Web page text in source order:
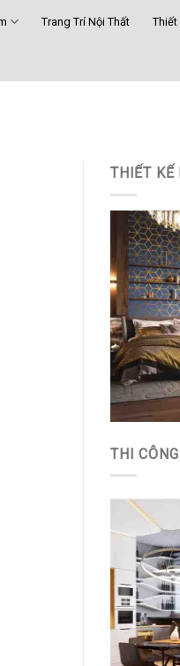
Trang Trí Nội Thất Thiết
THIẾT KẾ
THI